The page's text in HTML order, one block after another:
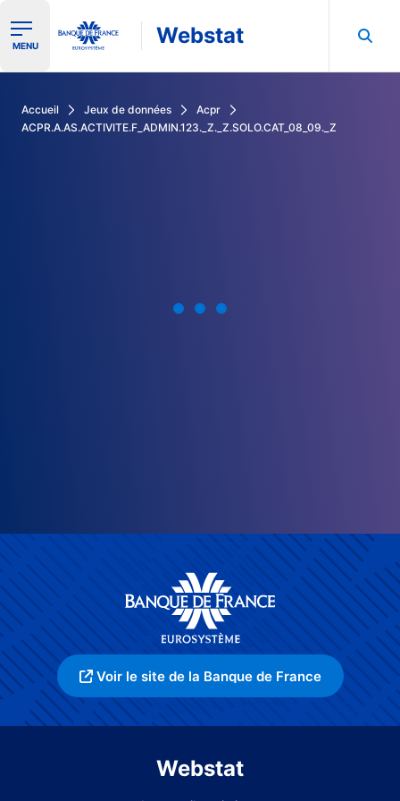
Ouvrir le menu de navigation
MENU Webstat
Accueil Jeux de données
Acpr
ACPR.A.AS.ACTIVITE.F_ADMIN.123._Z._Z.SOLO.CAT_08_09._Z
Voir le site de la Banque de France
Webstat